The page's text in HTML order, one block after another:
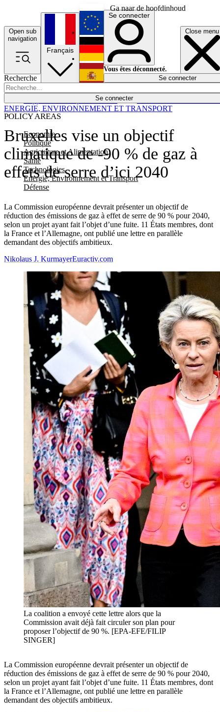
Ga naar de hoofdinhoud
Open sub
navigation
Close menu
Recherche
Se connecter
POLICY AREAS
Economie
Politique
Agriculture et Alimentation
Santé
Technologies
Energie, Environnement et Transport
Défense
Économie
Français
English
Deutsch
Español
Se connecter
Vous êtes déconnecté.
Se connecter
Bruxelles vise un objectif
climatique de -90 % de gaz à
effets de serre d’ici 2040
La Commission européenne devrait présenter un objectif de
réduction des émissions de gaz à effet de serre de 90 % pour 2040,
selon un projet ayant fait l’objet d’une fuite. 11 États membres, dont
la France et l’Allemagne, ont publié une lettre en parallèle
demandant des objectifs ambitieux.
ENERGIE, ENVIRONNEMENT ET TRANSPORT
Nikolaus J. KurmayerEuractiv.com
La coalition a envoyé cette lettre alors que la
Commission avait déjà fait circuler son plan pour
proposer l’objectif de 90 %. [EPA-EFE/FILIP
SINGER]
La Commission européenne devrait présenter un objectif de
réduction des émissions de gaz à effet de serre de 90 % pour 2040,
selon un projet ayant fait l’objet d’une fuite. 11 États membres, dont
la France et l’Allemagne, ont publié une lettre en parallèle
demandant des objectifs ambitieux.